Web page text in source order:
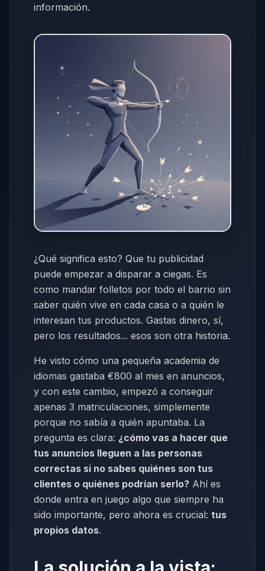
información.
¿Qué significa esto? Que tu publicidad
puede empezar a disparar a ciegas. Es
como mandar folletos por todo el barrio sin
saber quién vive en cada casa o a quién le
interesan tus productos. Gastas dinero, sí,
pero los resultados... esos son otra historia.
He visto cómo una pequeña academia de
idiomas gastaba €800 al mes en anuncios,
y con este cambio, empezó a conseguir
apenas 3 matriculaciones, simplemente
porque no sabía a quién apuntaba. La
pregunta es clara: ¿cómo vas a hacer que
tus anuncios lleguen a las personas
correctas si no sabes quiénes son tus
clientes o quiénes podrían serlo? Ahí es
donde entra en juego algo que siempre ha
sido importante, pero ahora es crucial: tus
propios datos.